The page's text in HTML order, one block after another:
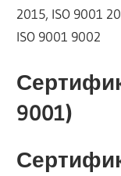
2015, ISO 9001
ISO 9001 9002
9001)